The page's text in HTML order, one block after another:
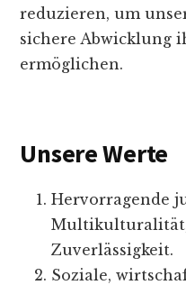
reduzieren, um
sichere Abwicklung
ermöglichen.
Unsere Werte
Hervorragende
Multikulturalität,
Zuverlässigkeit.
Soziale,